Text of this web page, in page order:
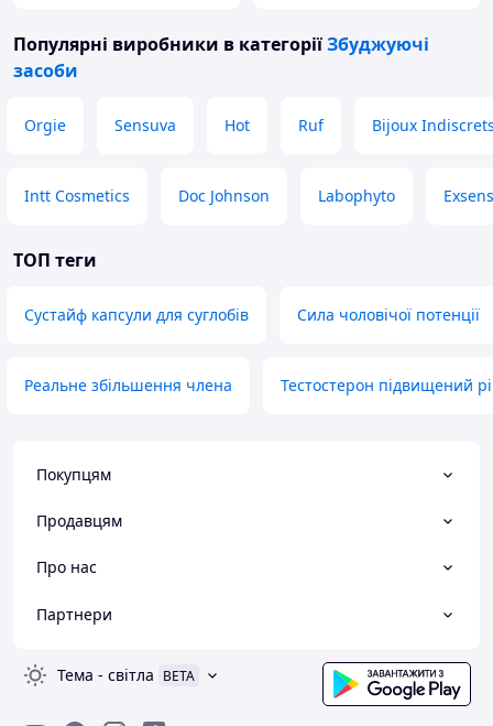
Популярні виробники в категоріїЗбуджуючі
засоби
Orgie Sensuva Hot Ruf Bijoux
Intt Cosmetics Doc Johnson Labophyto Exsens
ТОП теги
Сустайф капсули для суглобів Сила чоловічої потенції
Реальне збільшення члена Тестостерон підвищений
Покупцям
Продавцям
Про нас
Партнери
Тема - світла BETA